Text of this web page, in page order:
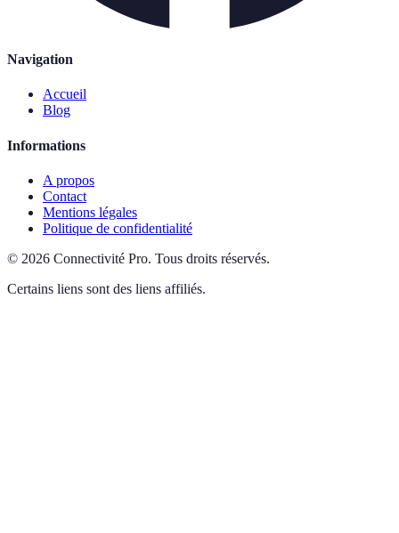
Navigation
Accueil
Blog
Informations
A propos
Contact
Mentions légales
Politique de confidentialité
© 2026 Connectivité Pro. Tous droits réservés.
Certains liens sont des liens affiliés.